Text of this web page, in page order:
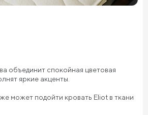
объединит спокойная цветовая
яркие акценты.
может подойти кровать Eliot в ткани